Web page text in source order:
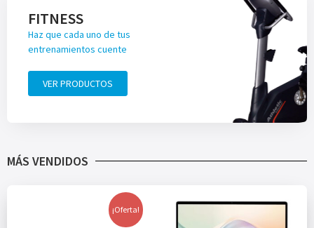
FITNESS
Haz que cada uno de tus
entrenamientos cuente
VER PRODUCTOS
MÁS VENDIDOS
¡Oferta!